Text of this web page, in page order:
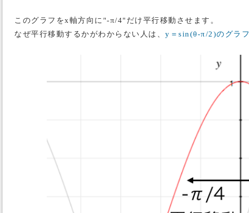
このグラフをx軸方向に"-π/4"だけ平行移動させます。
なぜ平行移動するかがわからない人は、 y＝sin(θ-π/2)のグラフ